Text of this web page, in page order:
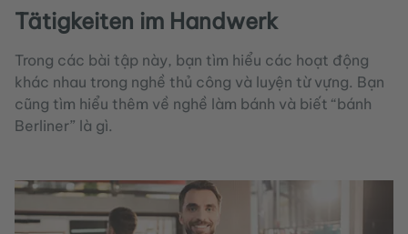
Tätigkeiten im Handwerk
Trong các bài tập này, bạn tìm hiểu các hoạt động
khác nhau trong nghề thủ công và luyện từ vựng. Bạn
cũng tìm hiểu thêm về nghề làm bánh và biết “bánh
Berliner” là gì.